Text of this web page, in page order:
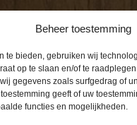
Beheer toestemming
te bieden, gebruiken wij
op te slaan en/of te
gegevens zoals surfgedrag of
geeft of uw
functies en mogelijkheden.